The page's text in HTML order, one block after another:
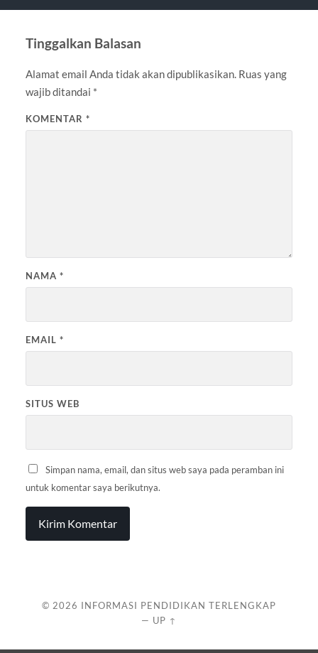
Tinggalkan Balasan
Alamat email Anda tidak akan dipublikasikan. Ruas yang
wajib ditandai *
KOMENTAR *
NAMA *
EMAIL *
SITUS WEB
Simpan nama, email, dan situs web saya pada peramban ini
untuk komentar saya berikutnya.
© 2026 INFORMASI PENDIDIKAN TERLENGKAP
— UP ↑